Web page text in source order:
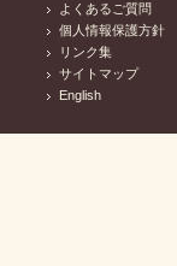
よくあるご質問
個人情報保護方針
リンク集
サイトマップ
English